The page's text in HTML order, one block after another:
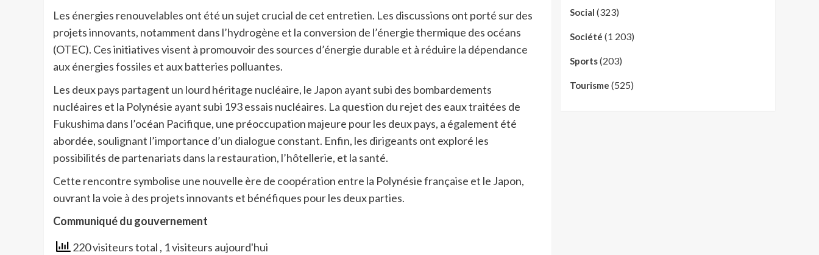
Les énergies renouvelables ont été un sujet crucial de cet entretien. Les discussions ont porté sur des
projets innovants, notamment dans l’hydrogène et la conversion de l’énergie thermique des océans
(OTEC). Ces initiatives visent à promouvoir des sources d’énergie durable et à réduire la dépendance
aux énergies fossiles et aux batteries polluantes.
Les deux pays partagent un lourd héritage nucléaire, le Japon ayant subi des bombardements
nucléaires et la Polynésie ayant subi 193 essais nucléaires. La question du rejet des eaux traitées de
Fukushima dans l’océan Pacifique, une préoccupation majeure pour les deux pays, a également été
abordée, soulignant l’importance d’un dialogue constant. Enfin, les dirigeants ont exploré les
possibilités de partenariats dans la restauration, l’hôtellerie, et la santé.
Cette rencontre symbolise une nouvelle ère de coopération entre la Polynésie française et le Japon,
ouvrant la voie à des projets innovants et bénéfiques pour les deux parties.
Communiqué du gouvernement
220 visiteurs total , 1 visiteurs aujourd'hui
Social (323)
Société (1 203)
Sports(203)
Tourisme (525)